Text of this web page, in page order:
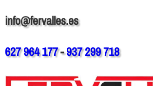
info@fervalles.es
627 964 177-937 299 718